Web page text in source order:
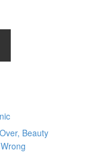
Beauty